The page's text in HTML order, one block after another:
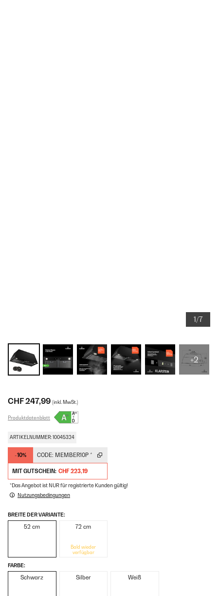
1/7
+2
CHF 247,99 (inkl. MwSt.)
Produktdatenblatt
ARTIKELNUMMER: 10045324
-10% CODE: MEMBER10P *
MIT GUTSCHEIN: CHF 223,19
*Das Angebot ist NUR für registrierte Kunden gültig!
Nutzungsbedingungen
BREITE DER VARIANTE:
52 cm 72 cm
Bald wieder
verfügbar
FARBE:
Schwarz Silber Weiß